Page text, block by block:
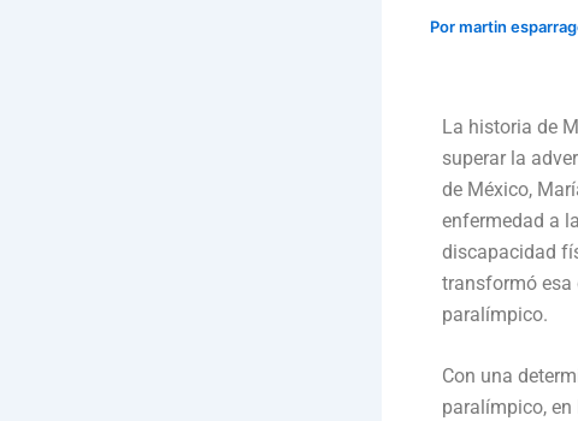
Pormartin
La historia de
superar la
de México,
enfermedad a
discapacidad
transformó esa
paralímpico.
Con una
paralímpico,